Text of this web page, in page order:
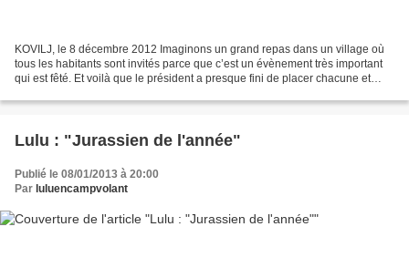
KOVILJ, le 8 décembre 2012 Imaginons un grand repas dans un village où
tous les habitants sont invités parce que c’est un évènement très important
qui est fêté. Et voilà que le président a presque fini de placer chacune et
Lulu : "Jurassien de l'année"
Publié le 08/01/2013 à 20:00
Par luluencampvolant